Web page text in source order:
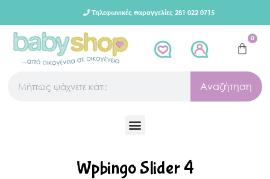
Τηλεφωνικές παραγγελίες 281 022 0715
0
Αναζήτηση
Wpbingo Slider 4